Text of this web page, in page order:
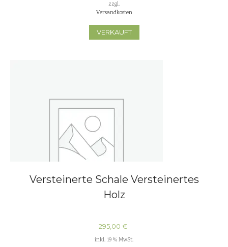
zzgl.
Versandkosten
VERKAUFT
Versteinerte Schale Versteinertes
Holz
295,00 €
inkl. 19 % MwSt.